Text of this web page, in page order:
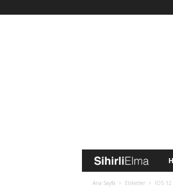
i
Ana Sayfa Etiketler IOS